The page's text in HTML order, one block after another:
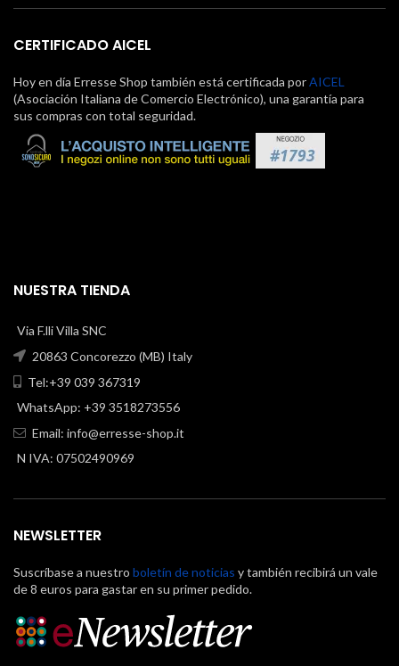
CERTIFICADO AICEL
Hoy en día Erresse Shop también está certificada porAICEL
(Asociación Italiana de Comercio Electrónico), una garantía para
sus compras con total seguridad.
NUESTRA TIENDA
Via F.lli Villa SNC
20863 Concorezzo (MB) Italy
Tel:+39 039 367319
WhatsApp: +39 3518273556
Email: info@erresse-shop.it
N IVA: 07502490969
NEWSLETTER
Suscríbase a nuestro boletín de noticias y también recibirá un vale
de 8 euros para gastar en su primer pedido.